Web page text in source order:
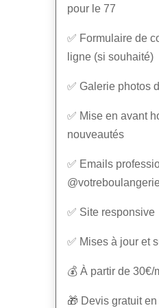
pour le 77
✅ Formulaire de
ligne (si souhaité)
✅ Galerie photos
✅ Mise en avant
nouveautés
✅ Emails
✅ Site responsive
✅ Mises à jour et
💰 À partir de 30€/
🎁 Devis gratuit en